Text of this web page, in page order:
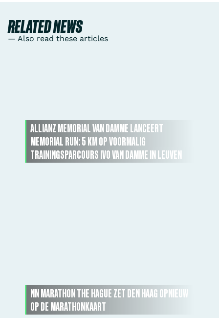
RELATED NEWS
— Also read these articles
ALLIANZ MEMORIAL VAN DAMME LANCEERT
MEMORIAL RUN: 5 KM OP VOORMALIG
TRAININGSPARCOURS IVO VAN DAMME IN LEUVEN
NN MARATHON THE HAGUE ZET DEN HAAG OPNIEUW
OP DE MARATHONKAART